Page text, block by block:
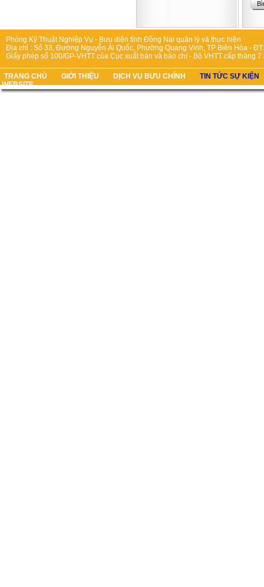
Phòng Kỹ Thuật Nghiệp Vụ - Bưu điện tỉnh Đồng Nai quản lý và thực hiện
Địa chỉ : Số 33, Đường Nguyễn Ái Quốc, Phường Quang Vinh, TP Biên Hòa -
Giấy phép số 100/GP-VHTT của Cục xuất bản và báo chí - Bộ VHTT cấp tháng 7
TRANG CHỦ GIỚI THIỆU DỊCH VỤ BƯU CHÍNH
TIN TỨC SỰ KIỆN
WEBSITE